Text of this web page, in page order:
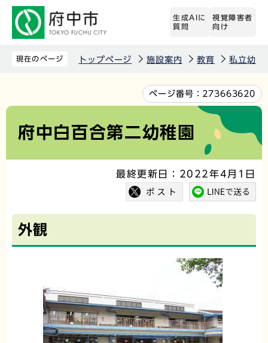
先
す
生成AIに
質問
視覚障害者
向け
現在のページ トップページ 施設案内 教育 私立幼稚
文
か
ページ番号： 273663620
府中白百合第二幼稚園
最終更新日：2022年4月1日
外観